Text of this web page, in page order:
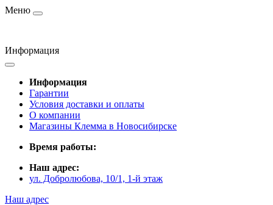
Меню
Информация
Информация
Гарантии
Условия доставки и оплаты
О компании
Магазины Клемма в Новосибирске
Время работы:
Наш адрес:
ул. Добролюбова, 10/1, 1-й этаж
Наш адрес